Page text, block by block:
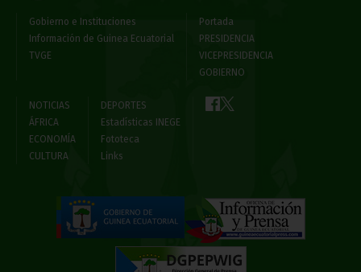
Gobierno e Instituciones
Información de Guinea Ecuatorial
TVGE
Portada
PRESIDENCIA
VICEPRESIDENCIA
GOBIERNO
NOTICIAS
ÁFRICA
ECONOMÍA
CULTURA
DEPORTES
Estadísticas INEGE
Fototeca
Links